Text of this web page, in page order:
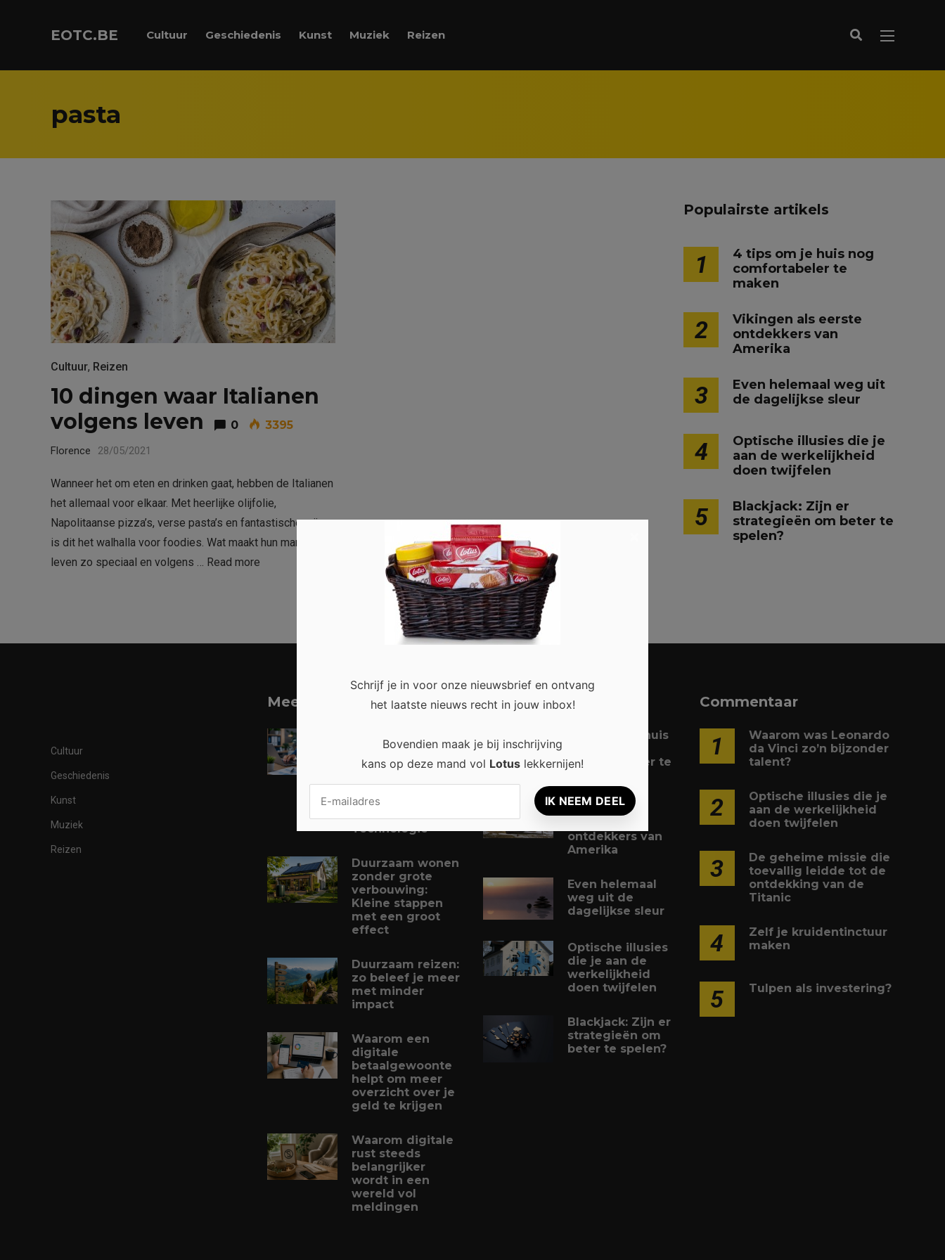
EOTC.BE Cultuur Geschiedenis Kunst Muziek Reizen
pasta
Cultuur, Reizen
10 dingen waar Italianen
volgens leven
0 3395
Florence 28/05/2021
Wanneer het om eten en drinken gaat, hebben de Italianen
het allemaal voor elkaar. Met heerlijke olijfolie,
Napolitaanse pizza’s, verse pasta’s en fantastische wijnen
is dit het walhalla voor foodies. Wat maakt hun manier van
leven zo speciaal en volgens … Read more
Populairste artikels
1
4 tips om je huis nog
comfortabeler te
maken
2
Vikingen als eerste
ontdekkers van
Amerika
3
Even helemaal weg uit
de dagelijkse sleur
4
Optische illusies die je
aan de werkelijkheid
doen twijfelen
5
Blackjack: Zijn er
strategieën om beter te
spelen?
Cultuur
Geschiedenis
Kunst
Muziek
Reizen
Meest recent
Digitalisering
voor Kleine
Bedrijven: Meer
Efficiëntie en
Groei met
Technologie
Duurzaam wonen
zonder grote
verbouwing:
Kleine stappen
met een groot
effect
Duurzaam reizen:
zo beleef je meer
met minder
impact
Waarom een
digitale
betaalgewoonte
helpt om meer
overzicht over je
geld te krijgen
Waarom digitale
rust steeds
belangrijker
wordt in een
wereld vol
meldingen
Populair
4 tips om je huis
comfortabeler te
Vikingen als
ontdekkers van
Amerika
Even helemaal
weg uit de
dagelijkse sleur
Optische illusies
die je aan de
werkelijkheid
doen twijfelen
Blackjack: Zijn er
strategieën om
beter te spelen?
Commentaar
1
Waarom was Leonardo
da Vinci zo’n bijzonder
talent?
2
Optische illusies die je
aan de werkelijkheid
doen twijfelen
3
De geheime missie die
toevallig leidde tot de
ontdekking van de
Titanic
4
Zelf je kruidentinctuur
maken
5 Tulpen als investering?
Schrijf je in voor onze nieuwsbrief en ontvang
het laatste nieuws recht in jouw inbox!
Bovendien maak je bij inschrijving
kans op deze mand vol Lotus lekkernijen!